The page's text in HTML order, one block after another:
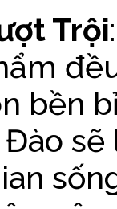
Trội
bền
Đào